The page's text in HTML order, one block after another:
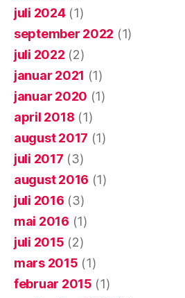
juli 2024(1)
september 2022 (1)
juli 2022 (2)
januar 2021 (1)
januar 2020 (1)
april 2018 (1)
august 2017 (1)
juli 2017 (3)
august 2016 (1)
juli 2016 (3)
mai 2016 (1)
juli 2015 (2)
mars 2015 (1)
februar 2015 (1)